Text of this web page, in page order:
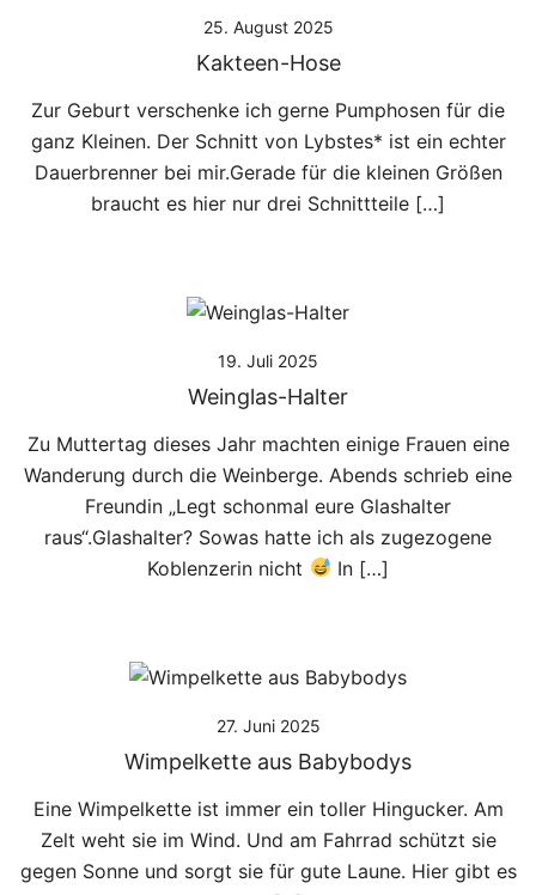
25. August 2025
Kakteen-Hose
Zur Geburt verschenke ich gerne Pumphosen für die
ganz Kleinen. Der Schnitt von Lybstes* ist ein echter
Dauerbrenner bei mir.Gerade für die kleinen Größen
braucht es hier nur drei Schnittteile […]
19. Juli 2025
Weinglas-Halter
Zu Muttertag dieses Jahr machten einige Frauen eine
Wanderung durch die Weinberge. Abends schrieb eine
Freundin „Legt schonmal eure Glashalter
raus“.Glashalter? Sowas hatte ich als zugezogene
Koblenzerin nicht
In […]
27. Juni 2025
Wimpelkette aus Babybodys
Eine Wimpelkette ist immer ein toller Hingucker. Am
Zelt weht sie im Wind. Und am Fahrrad schützt sie
gegen Sonne und sorgt sie für gute Laune. Hier gibt es